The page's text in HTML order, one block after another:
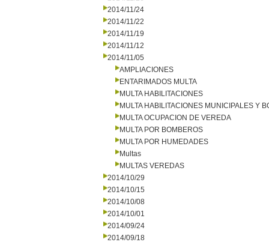
2014/11/24
2014/11/22
2014/11/19
2014/11/12
2014/11/05
AMPLIACIONES
ENTARIMADOS MULTA
MULTA HABILITACIONES
MULTA HABILITACIONES MUNICIPALES Y
MULTA OCUPACION DE VEREDA
MULTA POR BOMBEROS
MULTA POR HUMEDADES
Multas
MULTAS VEREDAS
2014/10/29
2014/10/15
2014/10/08
2014/10/01
2014/09/24
2014/09/18